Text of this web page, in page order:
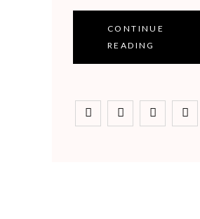
CONTINUE
READING